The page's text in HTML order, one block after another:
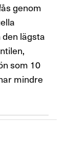
genom
lägsta
som 10
mindre